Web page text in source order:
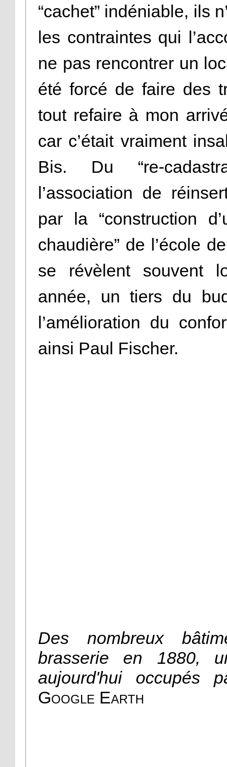
“cachet” indéniable, ils
les contraintes qui
ne pas rencontrer un
été forcé de faire des
tout refaire à mon
car c’était vraiment
Bis. Du “re-
l’association de
par la “construction
chaudière” de l’école
se révèlent souvent
année, un tiers du
l’amélioration du
ainsi Paul Fischer.
Des nombreux
brasserie en 1880,
aujourd'hui occupés
Google Earth